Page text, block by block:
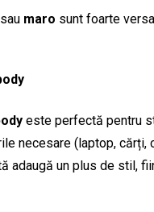
sau maro sunt foarte
este perfectă pentru
necesare (laptop,
adaugă un plus de stil,